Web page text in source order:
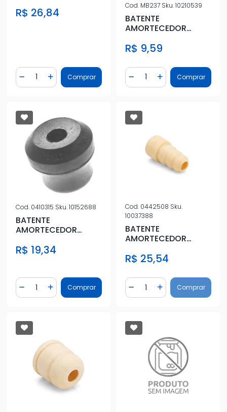
ACIMA
R$ 26,84
Diminuir Quantidade
Quantidade
Adicionar Quantidade
Comprar
Cod. MB237 Sku.10210539
BATENTE
AMORTECEDOR
DEL REY PAMPA E
R$ 9,59
Diminuir Quantidade
Quantidade
AdicionarComprar
Cod. 0410315 Sku.10152688
BATENTE
AMORTECEDOR
R$ 19,34
Diminuir Quantidade
Quantidade
Adicionar Quantidade
Comprar
Cod. 0442508 Sku.
10037388
BATENTE
AMORTECEDOR
CIVIC 2008 A 2011
R$ 25,54
Diminuir Quantidade
Quantidade
AdicionarComprar